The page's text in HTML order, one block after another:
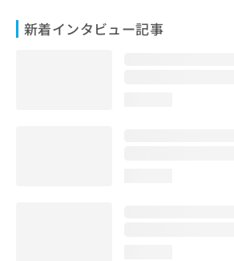
新着インタビュー記事